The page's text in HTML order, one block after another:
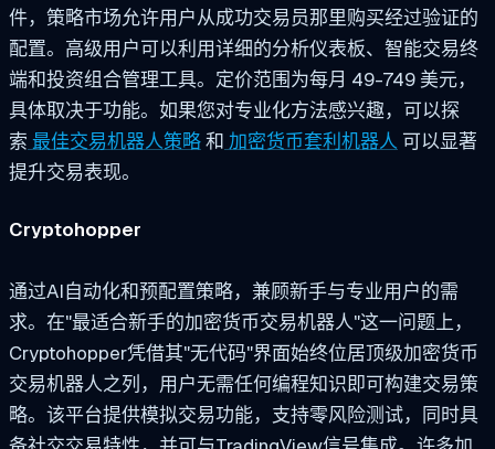
件，策略市场允许用户从成功交易员那里购买经过验证的
配置。高级用户可以利用详细的分析仪表板、智能交易终
端和投资组合管理工具。定价范围为每月 49-749 美元，
具体取决于功能。如果您对专业化方法感兴趣，可以探
索 最佳交易机器人策略和 加密货币套利机器人 可以显著
提升交易表现。
Cryptohopper
通过AI自动化和预配置策略，兼顾新手与专业用户的需
求。在"最适合新手的加密货币交易机器人"这一问题上，
Cryptohopper凭借其"无代码"界面始终位居顶级加密货币
交易机器人之列，用户无需任何编程知识即可构建交易策
略。该平台提供模拟交易功能，支持零风险测试，同时具